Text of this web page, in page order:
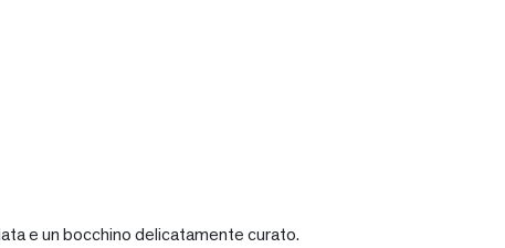
e un bocchino delicatamente curato.